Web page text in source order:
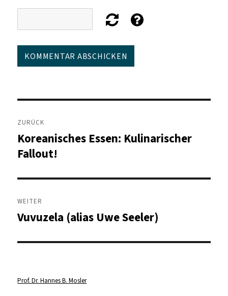
Beitragsnavigation
ZURÜCK
Vorheriger
Beitrag:
Koreanisches Essen: Kulinarischer
Fallout!
WEITER
Nächster
Vuvuzela (alias Uwe Seeler)
Prof. Dr. Hannes B. Mosler